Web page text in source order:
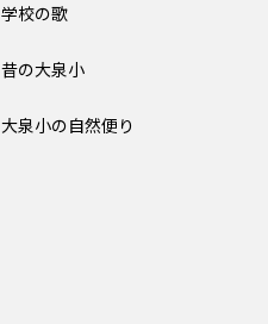
学校の歌
昔の大泉小
大泉小の自然便り